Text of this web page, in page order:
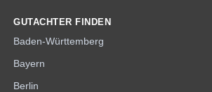
GUTACHTER FINDEN
Baden-Württemberg
Bayern
Berlin